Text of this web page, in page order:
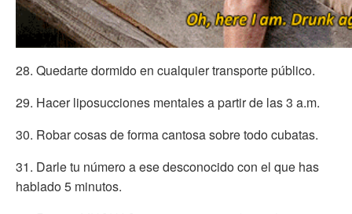
28. Quedarte dormido en cualquier transporte público.
29. Hacer liposucciones mentales a partir de las 3 a.m.
30. Robar cosas de forma cantosa sobre todo cubatas.
31. Darle tu número a ese desconocido con el que has
hablado 5 minutos.